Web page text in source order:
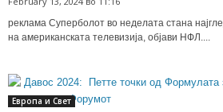
реклама Суперболот во неделата стана
на американската телевизија, објави НФЛ....
Европа и Свет